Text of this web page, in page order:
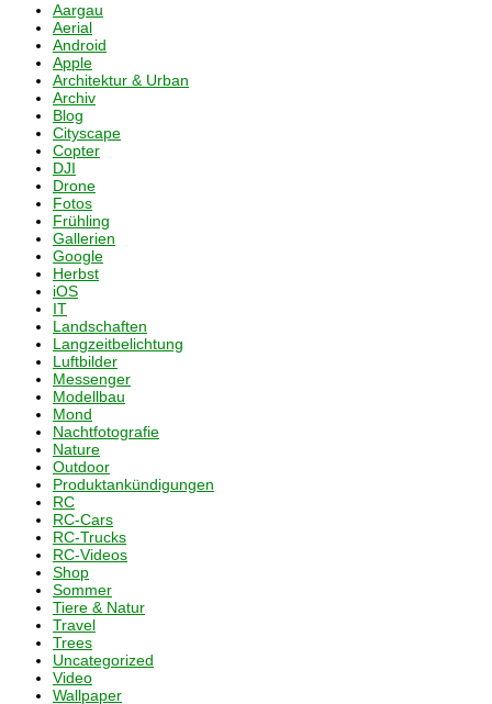
Aargau
Aerial
Android
Apple
Architektur & Urban
Archiv
Blog
Cityscape
Copter
DJI
Drone
Fotos
Frühling
Gallerien
Google
Herbst
iOS
IT
Landschaften
Langzeitbelichtung
Luftbilder
Messenger
Modellbau
Mond
Nachtfotografie
Nature
Outdoor
Produktankündigungen
RC
RC-Cars
RC-Trucks
RC-Videos
Shop
Sommer
Tiere & Natur
Travel
Trees
Uncategorized
Video
Wallpaper